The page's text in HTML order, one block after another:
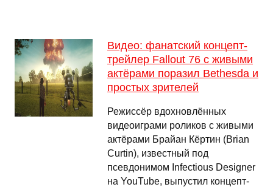
Видео: фанатский концепт-
трейлер Fallout 76 с живыми
актёрами поразил Bethesda и
простых зрителей
Режиссёр вдохновлённых
видеоиграми роликов с живыми
актёрами Брайан Кёртин (Brian
Curtin), известный под
псевдонимом Infectious Designer
на YouTube, выпустил концепт-